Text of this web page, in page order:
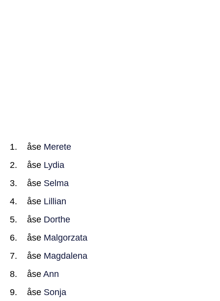
åse Merete
åse Lydia
åse Selma
åse Lillian
åse Dorthe
åse Malgorzata
åse Magdalena
åse Ann
åse Sonja